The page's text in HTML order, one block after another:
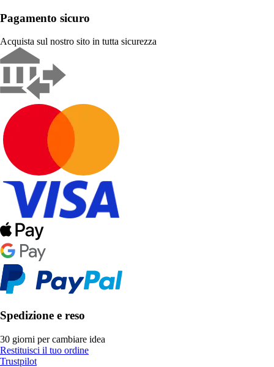
Pagamento sicuro
Acquista sul nostro sito in tutta sicurezza
Spedizione e reso
30 giorni per cambiare idea
Restituisci il tuo ordine
Trustpilot